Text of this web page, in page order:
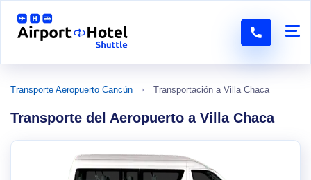
Transporte Aeropuerto Cancún Transportación a Villa Chaca
Transporte del Aeropuerto a Villa Chaca